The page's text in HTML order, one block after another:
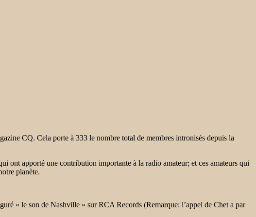
CQ. Cela porte à 333 le nombre total de membres intronisés depuis la
ont apporté une contribution importante à la radio amateur; et ces amateurs qui
planète.
« le son de Nashville » sur RCA Records (Remarque: l’appel de Chet a par